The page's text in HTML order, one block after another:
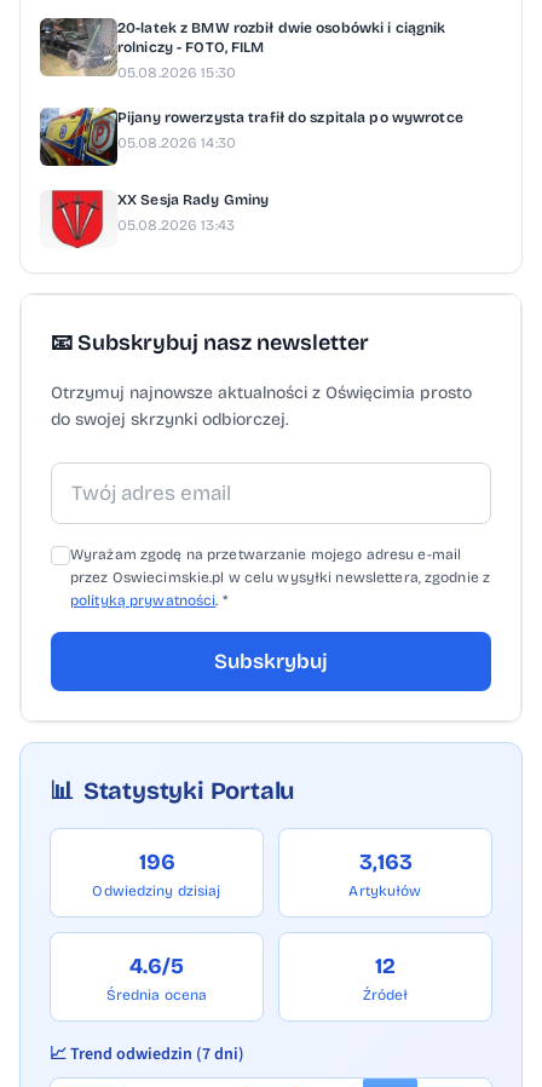
20-latek z BMW rozbił dwie osobówki i ciągnik
rolniczy - FOTO, FILM
05.08.2026 15:30
Pijany rowerzysta trafił do szpitala po wywrotce
05.08.2026 14:30
XX Sesja Rady Gminy
05.08.2026 13:43
📧 Subskrybuj nasz newsletter
Otrzymuj najnowsze aktualności z Oświęcimia prosto
do swojej skrzynki odbiorczej.
Wyrażam zgodę na przetwarzanie mojego adresu e-mail
przez Oswiecimskie.pl w celu wysyłki newslettera, zgodnie z
polityką prywatności. *
Subskrybuj
📊 Statystyki Portalu
196
Odwiedziny dzisiaj
3,163
Artykułów
4.6/5
Średnia ocena
12
Źródeł
📈 Trend odwiedzin (7 dni)